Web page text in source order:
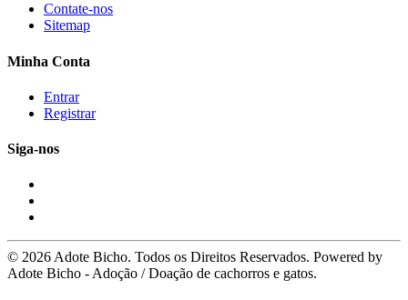
Contate-nos
Sitemap
Minha Conta
Entrar
Registrar
Siga-nos
© 2026 Adote Bicho. Todos os Direitos Reservados. Powered by
Adote Bicho - Adoção / Doação de cachorros e gatos.